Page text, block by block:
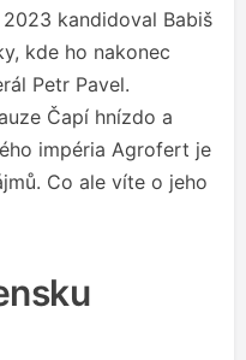
kandidoval Babiš
kde ho nakonec
Petr Pavel.
Čapí hnízdo a
impéria Agrofert je
Co ale víte o jeho